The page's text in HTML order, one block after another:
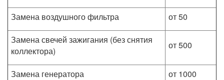
Замена воздушного фильтра
от 50
Замена свечей зажигания (без снятия
коллектора)
от 500
Замена генератора
от 1000